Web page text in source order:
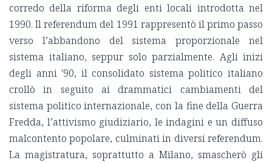
corredo della riforma degli enti locali introdotta nel
1990. Il referendum del 1991 rappresentò il primo passo
verso l’abbandono del sistema proporzionale nel
sistema italiano, seppur solo parzialmente. Agli inizi
degli anni '90, il consolidato sistema politico italiano
crollò in seguito ai drammatici cambiamenti del
sistema politico internazionale, con la fine della Guerra
Fredda, l’attivismo giudiziario, le indagini e un diffuso
malcontento popolare, culminati in diversi referendum.
La magistratura, soprattutto a Milano, smascherò gli